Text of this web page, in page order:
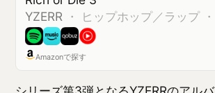
★
★★
★★
★★
★★4.23(3人)
Amazonで探す
約3年ぶりとなるBTSのフルアルバム。